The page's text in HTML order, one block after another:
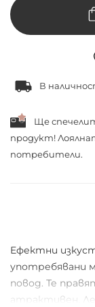
В
Ще
продукт!
потребители.
Ефектни
употребявани
повод. Те
атрактивен.